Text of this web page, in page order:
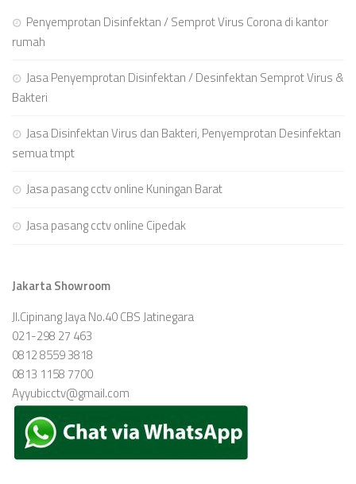
Penyemprotan Disinfektan / Semprot Virus Corona di kantor
rumah
Jasa Penyemprotan Disinfektan / Desinfektan Semprot Virus &
Bakteri
Jasa Disinfektan Virus dan Bakteri, Penyemprotan Desinfektan
semua tmpt
Jasa pasang cctv online Kuningan Barat
Jasa pasang cctv online Cipedak
Jakarta Showroom
Jl.Cipinang Jaya No.40 CBS Jatinegara
021-298 27 463
0812 8559 3818
0813 1158 7700
Ayyubicctv@gmail.com